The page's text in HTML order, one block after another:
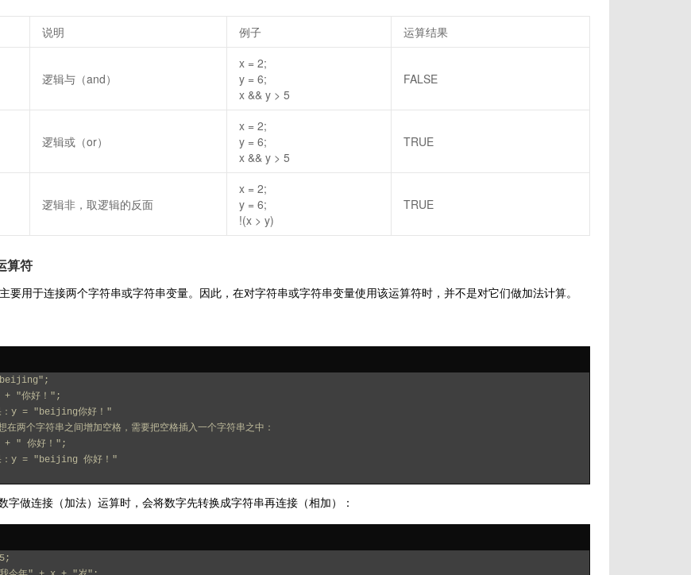
说明 例子 运算结果
逻辑与（and）
x = 2;
y = 6;
x && y > 5
FALSE
逻辑或（or）
x = 2;
y = 6;
x && y > 5
TRUE
逻辑非，取逻辑的反面
x = 2;
y = 6;
!(x > y)
TRUE
算符
要用于连接两个字符串或字符串变量。因此，在对字符串或字符串变量使用该运算符时，并不是对它们做加法计算。
"你好！";
：y = "beijing你好！"
两个字符串之间增加空格，需要把空格插入一个字符串之中：
" 你好！";
：y = "beijing 你好！"
字做连接（加法）运算时，会将数字先转换成字符串再连接（相加）：